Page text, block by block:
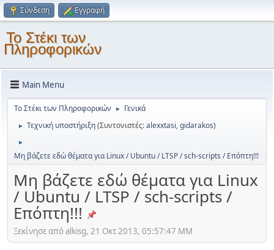
Σύνδεση Εγγραφή
Το Στέκι των
Πληροφορικών
Main Menu
Το Στέκι των Πληροφορικών ► Γενικά
► Τεχνική υποστήριξη(Συντονιστές:alexxtasi,gidarakos)
►
Μη βάζετε εδώ θέματα για Linux / Ubuntu / LTSP / sch-scripts / Επόπτη!!!
Μη βάζετε εδώ θέματα για Linux
/ Ubuntu / LTSP / sch-scripts /
Επόπτη!!!
Ξεκίνησε από alkisg, 21 Οκτ 2013, 05:57:47 ΜΜ